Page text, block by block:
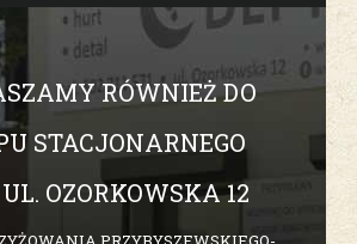
RÓWNIEŻ DO
STACJONARNEGO
OZORKOWSKA 12